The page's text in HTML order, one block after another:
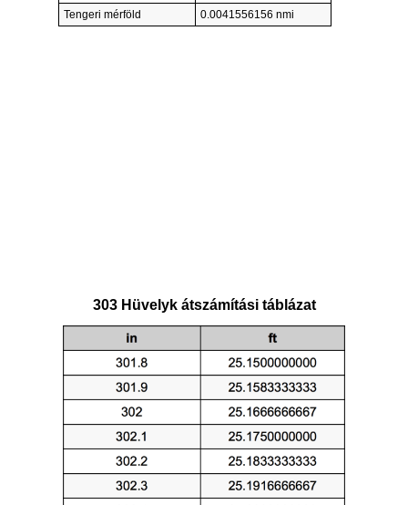
Tengeri mérföld
0.0041556156 nmi
303 Hüvelyk átszámítási táblázat